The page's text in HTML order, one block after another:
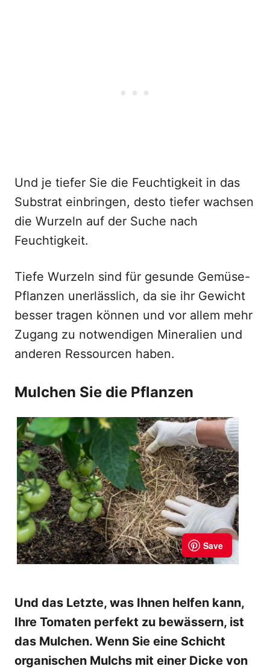
Und je tiefer Sie die Feuchtigkeit in das
Substrat einbringen, desto tiefer wachsen
die Wurzeln auf der Suche nach
Feuchtigkeit.
Tiefe Wurzeln sind für gesunde Gemüse-
Pflanzen unerlässlich, da sie ihr Gewicht
besser tragen können und vor allem mehr
Zugang zu notwendigen Mineralien und
anderen Ressourcen haben.
Mulchen Sie die Pflanzen
Und das Letzte, was Ihnen helfen kann,
Ihre Tomaten perfekt zu bewässern, ist
das Mulchen. Wenn Sie eine Schicht
organischen Mulchs mit einer Dicke von